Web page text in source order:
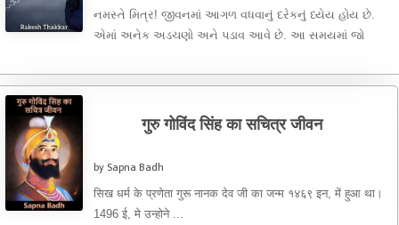
નમસ્તે મિત્ર! જીવનમાં આગળ વધવાનું દરેકનું ધ્યેય હોય છે.
એમાં અનેક અડચણો અને પડાવ આવે છે. આ સમયમાં જો
गुरु गोविंद सिंह का सचित्र जीवन
by Sapna Badh
सिख धर्म के प्रणेता गुरू नानक देव जी का जन्म १४६९ इन, में हुआ था।
1496 ई, मे उन्होने ...